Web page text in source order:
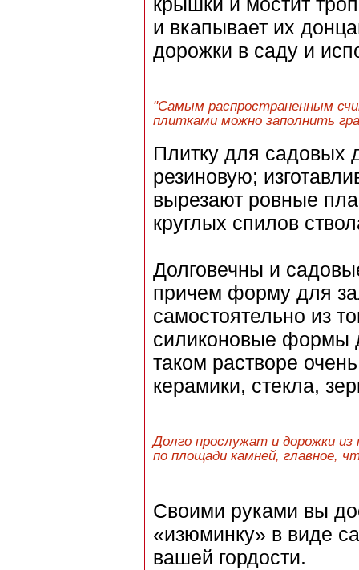
и вкапывает их
дорожки в саду и
"Самым распространенным
плитками можно заполнить
Плитку для садовых
резиновую;
вырезают ровные
круглых спилов
Долговечны и
причем форму для
самостоятельно из
силиконовые формы
таком растворе
керамики, стекла,
Долго прослужат и дорожки
по площади камней, главное,
Своими руками вы
«изюминку» в виде
вашей гордости.